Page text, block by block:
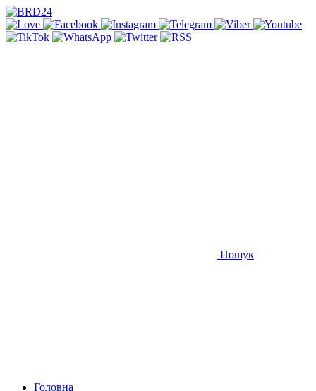
Пошук
Головна